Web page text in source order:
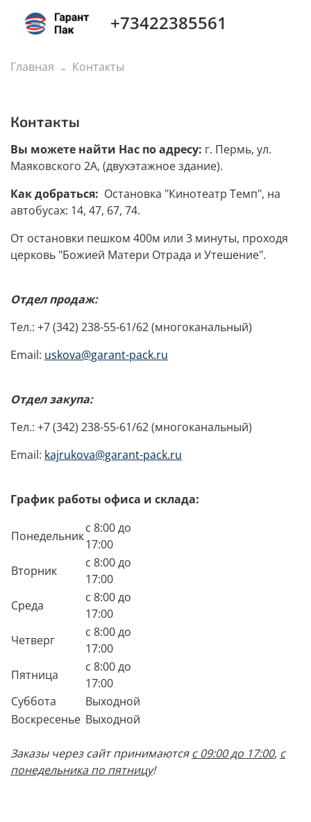
+73422385561
Главная Контакты
Контакты
Вы можете найти Нас по адресу: г. Пермь, ул.
Маяковского 2А, (двухэтажное здание).
Как добраться: Остановка "Кинотеатр Темп", на
автобусах: 14, 47, 67, 74.
От остановки пешком 400м или 3 минуты, проходя
церковь "Божией Матери Отрада и Утешение".
Отдел продаж:
Тел.: +7 (342) 238-55-61/62 (многоканальный)
Email: uskova@garant-pack.ru
Отдел закупа:
Тел.: +7 (342) 238-55-61/62 (многоканальный)
Email: kajrukova@garant-pack.ru
График работы офиса и склада:
Понедельник
с 8:00 до
17:00
Вторник
с 8:00 до
17:00
Среда
с 8:00 до
17:00
Четверг
с 8:00 до
17:00
Пятница
с 8:00 до
17:00
Суббота
Выходной
Воскресенье Выходной
Заказы через сайт принимаютсяс 09:00 до 17:00, с
понедельника по пятницу!